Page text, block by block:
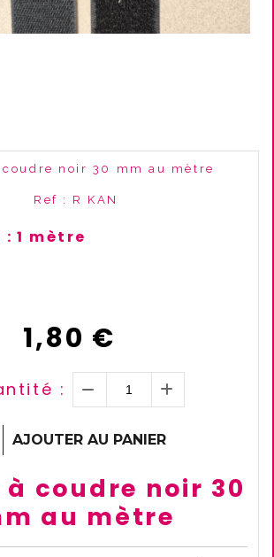
noir 30 mm au mètre
Ref : R KAN
: 1 mètre
1,80 €
:
AJOUTER AU PANIER
coudre noir 30
au mètre